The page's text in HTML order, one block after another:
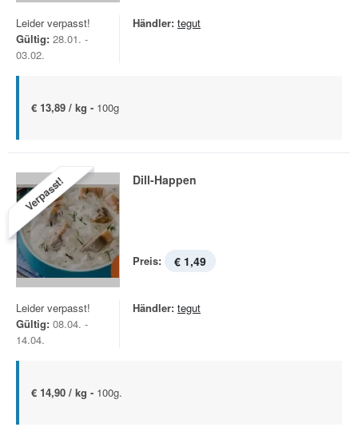
Leider verpasst!
Gültig: 28.01. -
03.02.
Händler: tegut
€ 13,89 / kg - 100g
Verpasst! Dill-Happen
Preis: € 1,49
Leider verpasst!
Gültig: 08.04. -
14.04.
Händler: tegut
€ 14,90 / kg - 100g.